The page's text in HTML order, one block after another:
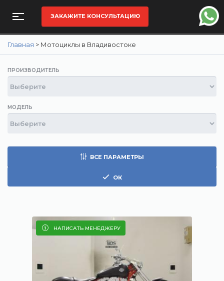
ЗАКАЖИТЕ КОНСУЛЬТАЦИЮ
Главная > Мотоциклы в Владивостоке
ПРОИЗВОДИТЕЛЬ
МОДЕЛЬ
ВСЕ ПАРАМЕТРЫ
ОК
НАПИСАТЬ МЕНЕДЖЕРУ